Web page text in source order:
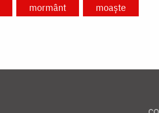
mormânt moaște